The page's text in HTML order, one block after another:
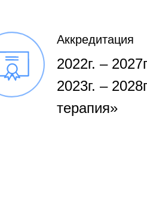
Аккредитация
2022г. –
2023г. –
терапия»